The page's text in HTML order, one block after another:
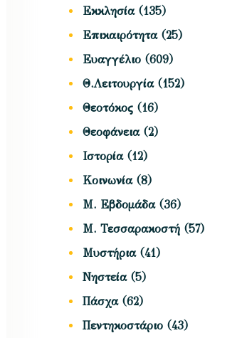
Εκκλησία(135)
Επικαιρότητα(25)
Ευαγγέλιο (609)
Θ.Λειτουργία(152)
Θεοτόκος (16)
Θεοφάνεια(2)
Ιστορία(12)
Κοινωνία(8)
Μ. Εβδομάδα(36)
Μ. Τεσσαρακοστή (57)
Μυστήρια(41)
Νηστεία(5)
Πάσχα(62)
Πεντηκοστάριο (43)